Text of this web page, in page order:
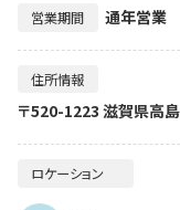
営業期間 通年営業
住所情報
〒520-1223 滋賀県高
ロケーション